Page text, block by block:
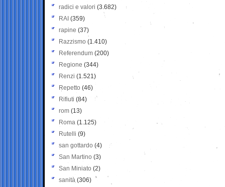
radici e valori (3.682)
RAI (359)
rapine (37)
Razzismo (1.410)
Referendum (200)
Regione (344)
Renzi (1.521)
Repetto (46)
Rifiuti (84)
rom (13)
Roma (1.125)
Rutelli (9)
san gottardo (4)
San Martino (3)
San Miniato (2)
sanità (306)